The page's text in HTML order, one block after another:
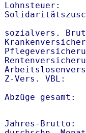
Lohnsteuer:
sozialvers.
Z-Vers. VBL:
Abzüge
Jahres-